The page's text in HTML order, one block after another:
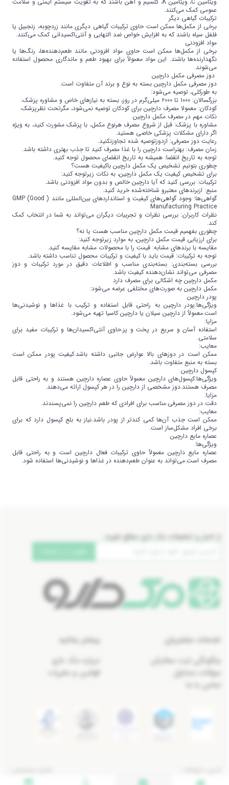
عمومی کمک می‌کنند.
ترکیبات گیاهی دیگر
برخی از مکمل‌ها ممکن است حاوی ترکیبات گیاهی دیگری مانند زردچوبه، زنجبیل یا
فلفل سیاه باشند که به افزایش خواص ضد التهابی و آنتی‌اکسیدانی کمک می‌کنند.
مواد افزودنی
برخی از مکمل‌ها ممکن است حاوی مواد افزودنی مانند طعم‌دهنده‌ها، رنگ‌ها یا
نگهدارنده‌ها باشند. این مواد معمولاً برای بهبود طعم و ماندگاری محصول استفاده
می‌شوند.
دوز مصرفی مکمل دارچین
دوز مصرفی مکمل دارچین بسته به نوع و برند آن متفاوت است.
به طورکلی، توصیه می‌شود:
بزرگسالان: ۱۰۰۰ تا ۲۰۰۰ میلی‌گرم در روز، بسته به نیازهای خاص و مشاوره پزشک.
کودکان: معمولا مصرف دارچین برای کودکان توصیه نمی‌شود، مگرتحت نظرپزشک.
نکات مهم در مصرف مکمل دارچین
مشاوره با پزشک: قبل از شروع مصرف هرنوع مکمل، با پزشک مشورت کنید، به ویژه
اگر دارای مشکلات پزشکی خاصی هستید.
رعایت دوز مصرفی: ازدوزتوصیه شده تجاوزنکنید.
زمان مصرف: بهتراست دارچین را با غذا مصرف کنید تا جذب بهتری داشته باشد.
توجه به تاریخ انقضا: همیشه به تاریخ انقضای محصول توجه کنید.
چطوری بتونیم تشخیص یک مکمل دارچین باکیفیت هست؟
برای تشخیص کیفیت یک مکمل دارچین، به نکات زیرتوجه کنید:
ترکیبات: بررسی کنید که آیا دارچین خالص و بدون مواد افزودنی باشد.
منبع: ازبرندهای معتبرو شناخته‌شده خرید کنید.
گواهی‌ها: وجود گواهی‌های کیفیت و استانداردهای بین‌المللی مانند ( GMP (Good
Manufacturing Practice
نظرات کاربران: بررسی نظرات و تجربیات دیگران می‌تواند به شما در انتخاب کمک
کند.
چطوری بفهمیم قیمت مکمل دارچین مناسب هست یا نه؟
برای ارزیابی قیمت مکمل دارچین، به موارد زیرتوجه کنید:
مقایسه با برندهای مشابه: قیمت را با محصولات مشابه مقایسه کنید.
توجه به ترکیبات: قیمت باید با کیفیت و ترکیبات محصول تناسب داشته باشد.
بررسی بسته‌بندی: بسته‌بندی مناسب و اطلاعات دقیق در مورد ترکیبات و دوز
مصرفی می‌تواند نشان‌دهنده کیفیت باشد.
مکمل دارچین چه اشکالی برای مصرف دارد
مکمل دارچین به صورت‌های مختلفی عرضه می‌شود:
پودر دارچین
ویژگی‌ها:پودر دارچین به راحتی قابل استفاده و ترکیب با غذاها و نوشیدنی‌ها
است.معمولاً از دارچین سیلان یا دارچین کاسیا تهیه می‌شود.
مزایا:
استفاده آسان و سریع در پخت و پز.حاوی آنتی‌اکسیدان‌ها و ترکیبات مفید برای
سلامتی.
معایب:
ممکن است در دوزهای بالا عوارض جانبی داشته باشد.کیفیت پودر ممکن است
بسته به منبع متفاوت باشد.
کپسول دارچین
ویژگی‌ها:کپسول‌های دارچین معمولاً حاوی عصاره دارچین هستند و به راحتی قابل
مصرف هستند.دوز مشخصی از دارچین را در هر کپسول ارائه می‌دهند.
مزایا:
دقت در دوز مصرفی.مناسب برای افرادی که طعم دارچین را نمی‌پسندند.
معایب:
ممکن است جذب آن‌ها کمی کندتر از پودر باشد.نیاز به بلع کپسول دارد که برای
برخی افراد مشکل‌ساز است.
عصاره مایع دارچین
ویژگی‌ها:
عصاره مایع دارچین معمولاً حاوی ترکیبات فعال دارچین است و به راحتی قابل
مصرف است.می‌تواند به عنوان طعم‌دهنده در غذاها و نوشیدنی‌ها استفاده شود.
از اخبار و تخفیفات مک دارو مطلع شوید:
خدمات مشتریان
چگونگی ثبت سفارش
سوالات متداول
تماس با ما
بیشتر بدانید
درباره مک دارو
قوانین و مقررات